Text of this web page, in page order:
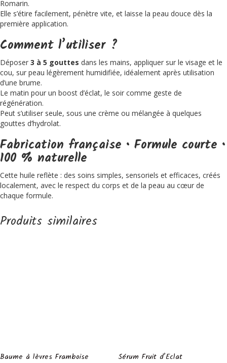
Romarin.
Elle s’étire facilement, pénètre vite, et laisse la peau douce dès la
première application.
Comment l’utiliser ?
Déposer 3 à 5 gouttes dans les mains, appliquer sur le visage et le
cou, sur peau légèrement humidifiée, idéalement après utilisation
d’une brume.
Le matin pour un boost d’éclat, le soir comme geste de
régénération.
Peut s’utiliser seule, sous une crème ou mélangée à quelques
gouttes d’hydrolat.
Fabrication française • Formule courte •
100 % naturelle
Cette huile reflète : des soins simples, sensoriels et efficaces, créés
localement, avec le respect du corps et de la peau au cœur de
chaque formule.
Produits similaires
Baume à lèvres Framboise Sérum Fruit d’Eclat